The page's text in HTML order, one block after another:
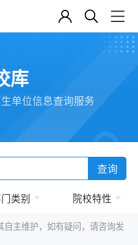
库
单位信息查询服务
查询
类别 院校特性
主维护，如有疑问，请咨询发